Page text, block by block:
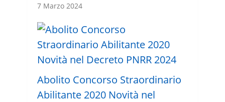
7 Marzo 2024
Abolito Concorso Straordinario
Abilitante 2020 Novità nel